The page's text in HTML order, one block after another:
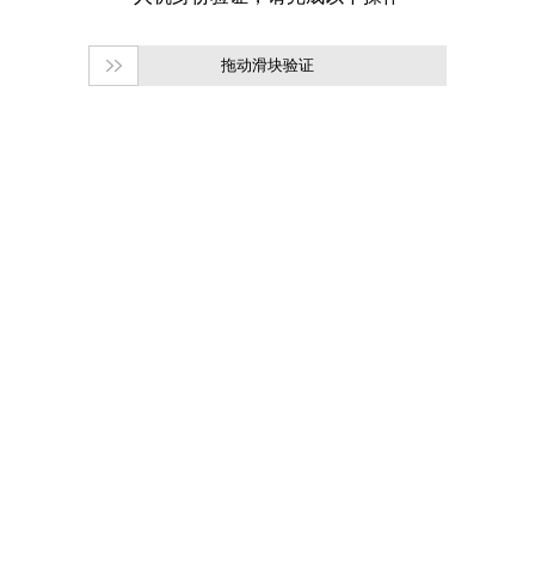
拖动滑块验证